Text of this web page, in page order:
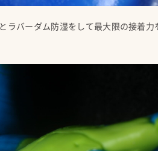
ラバーダム防湿をして最大限の接着力